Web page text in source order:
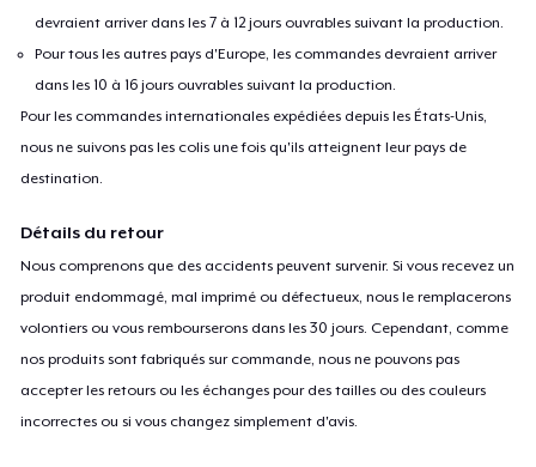
devraient arriver dans les 7 à 12 jours ouvrables suivant la production.
Pour tous les autres pays d'Europe, les commandes devraient arriver
dans les 10 à 16 jours ouvrables suivant la production.
Pour les commandes internationales expédiées depuis les États-Unis,
nous ne suivons pas les colis une fois qu'ils atteignent leur pays de
destination.
Détails du retour
Nous comprenons que des accidents peuvent survenir. Si vous recevez un
produit endommagé, mal imprimé ou défectueux, nous le remplacerons
volontiers ou vous rembourserons dans les 30 jours. Cependant, comme
nos produits sont fabriqués sur commande, nous ne pouvons pas
accepter les retours ou les échanges pour des tailles ou des couleurs
incorrectes ou si vous changez simplement d'avis.